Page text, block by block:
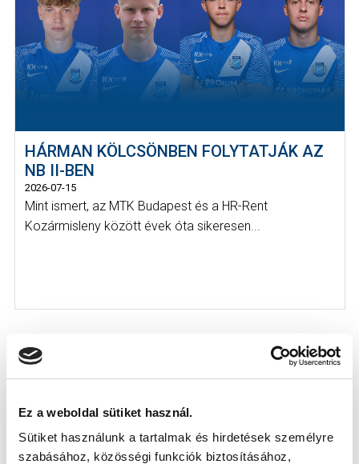
Ez a weboldal sütiket használ.
Sütiket használunk a tartalmak és hirdetések személyre
szabásához, közösségi funkciók biztosításához,
HÁRMAN KÖLCSÖNBEN FOLYTATJÁK AZ
NB II-BEN
2026-07-15
Mint ismert, az MTK Budapest és a HR-Rent
Kozármisleny között évek óta sikeresen...